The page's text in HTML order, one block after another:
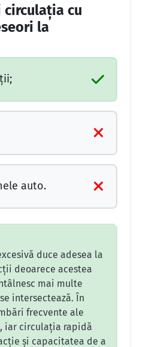
circulaţia cu
la
auto.
duce adesea la
deoarece acestea
mai multe
intersectează. În
frecvente ale
circulația rapidă
și capacitatea de a